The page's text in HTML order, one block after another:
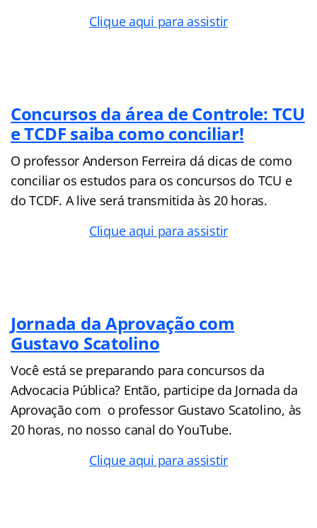
Clique aqui para assistir
Concursos da área de Controle: TCU
e TCDF saiba como conciliar!
O professor Anderson Ferreira dá dicas de como
conciliar os estudos para os concursos do TCU e
do TCDF. A live será transmitida às 20 horas.
Clique aqui para assistir
Jornada da Aprovação com
Gustavo Scatolino
Você está se preparando para concursos da
Advocacia Pública? Então, participe da Jornada da
Aprovação com o professor Gustavo Scatolino, às
20 horas, no nosso canal do YouTube.
Clique aqui para assistir